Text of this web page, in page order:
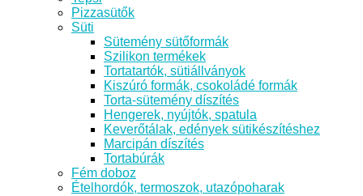
Pizzasütők
Süti
Sütemény sütőformák
Szilikon termékek
Tortatartók, sütiállványok
Kiszúró formák, csokoládé formák
Torta-sütemény díszítés
Hengerek, nyújtók, spatula
Keverőtálak, edények sütikészítéshez
Marcipán díszítés
Tortabúrák
Fém doboz
Ételhordók, termoszok, utazópoharak